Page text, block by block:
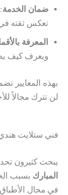
ضمان الخدمة
تعكس ثقته
المعرفة
ويعرف كيف
بهذه المعايير
لن تترك مجالاً
فني ستلايت
يبحث كثيرون
المبارك بسبب
في مجال